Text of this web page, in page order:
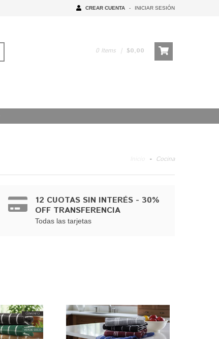
CREAR CUENTA - INICIAR SESIÓN
0 Items | $0,00
- Cocina
12 CUOTAS SIN INTERÉS - 30%
OFF TRANSFERENCIA
Todas las tarjetas